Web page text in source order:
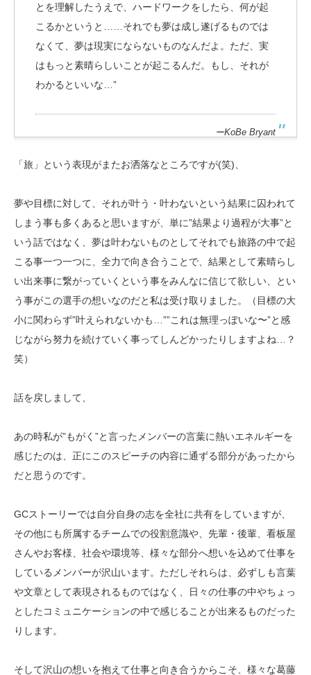
とを理解したうえで、ハードワークをしたら、何が起
こるかというと……それでも夢は成し遂げるものでは
なくて、夢は現実にならないものなんだよ。ただ、実
はもっと素晴らしいことが起こるんだ。もし、それが
わかるといいな…”
ーKoBe Bryant
「旅」という表現がまたお洒落なところですが(笑)、
夢や目標に対して、それが叶う・叶わないという結果に囚われて
しまう事も多くあると思いますが、単に”結果より過程が大事”と
いう話ではなく、夢は叶わないものとしてそれでも旅路の中で起
こる事一つ一つに、全力で向き合うことで、結果として素晴らし
い出来事に繋がっていくという事をみんなに信じて欲しい、とい
う事がこの選手の想いなのだと私は受け取りました。（目標の大
小に関わらず”叶えられないかも…””これは無理っぽいな〜”と感
じながら努力を続けていく事ってしんどかったりしますよね…？
笑）
話を戻しまして、
あの時私が”もがく”と言ったメンバーの言葉に熱いエネルギーを
感じたのは、正にこのスピーチの内容に通ずる部分があったから
だと思うのです。
GCストーリーでは自分自身の志を全社に共有をしていますが、
その他にも所属するチームでの役割意識や、先輩・後輩、看板屋
さんやお客様、社会や環境等、様々な部分へ想いを込めて仕事を
しているメンバーが沢山います。ただしそれらは、必ずしも言葉
や文章として表現されるものではなく、日々の仕事の中やちょっ
としたコミュニケーションの中で感じることが出来るものだった
りします。
そして沢山の想いを抱えて仕事と向き合うからこそ、様々な葛藤